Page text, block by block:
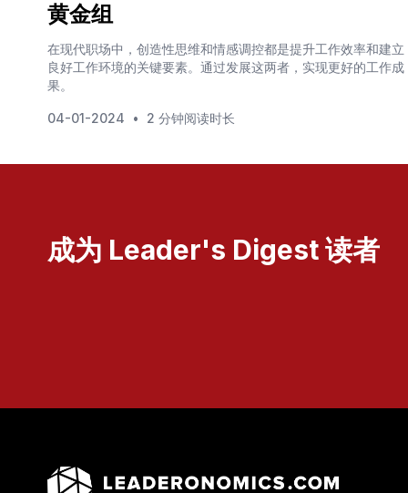
黄金组
在现代职场中，创造性思维和情感调控都是提升工作效率和建立
良好工作环境的关键要素。通过发展这两者，实现更好的工作成
果。
04-01-2024 • 2 分钟阅读时长
成为 Leader's Digest 读者